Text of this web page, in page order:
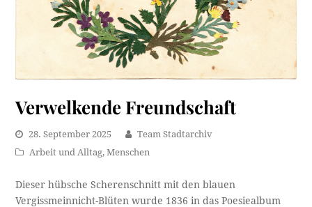
Verwelkende Freundschaft
28. September 2025
Team Stadtarchiv
Arbeit und Alltag,Menschen
Dieser hübsche Scherenschnitt mit den blauen
Vergissmeinnicht-Blüten wurde 1836 in das Poesiealbum